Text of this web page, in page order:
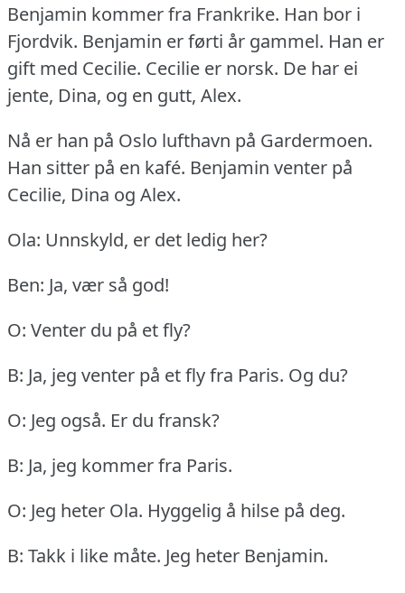
Benjamin kommer fra Frankrike. Han bor i
Fjordvik. Benjamin er førti år gammel. Han er
gift med Cecilie. Cecilie er norsk. De har ei
jente, Dina, og en gutt, Alex.
Nå er han på Oslo lufthavn på Gardermoen.
Han sitter på en kafé. Benjamin venter på
Cecilie, Dina og Alex.
Ola: Unnskyld, er det ledig her?
Ben: Ja, vær så god!
O: Venter du på et fly?
B: Ja, jeg venter på et fly fra Paris. Og du?
O: Jeg også. Er du fransk?
B: Ja, jeg kommer fra Paris.
O: Jeg heter Ola. Hyggelig å hilse på deg.
B: Takk i like måte. Jeg heter Benjamin.